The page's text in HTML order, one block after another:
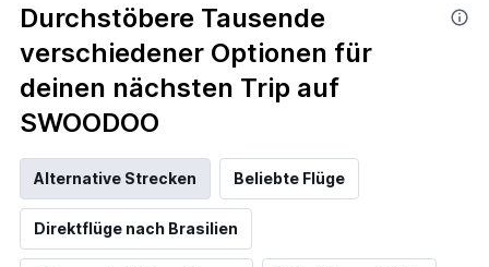
Durchstöbere Tausende
verschiedener Optionen für
deinen nächsten Trip auf
SWOODOO
Alternative Strecken Beliebte Flüge
Direktflüge nach Brasilien